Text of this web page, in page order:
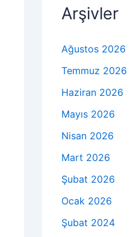
Arşivler
Ağustos 2026
Temmuz 2026
Haziran 2026
Mayıs 2026
Nisan 2026
Mart 2026
Şubat 2026
Ocak 2026
Şubat 2024